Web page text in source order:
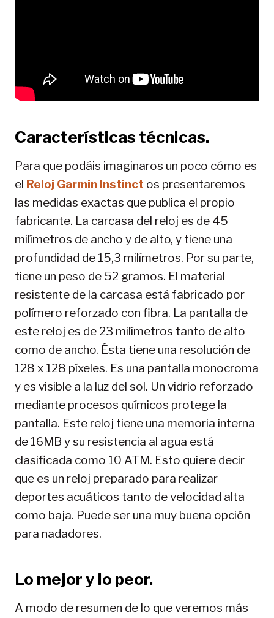
Características técnicas.
Para que podáis imaginaros un poco cómo es
el Reloj Garmin Instinct os presentaremos
las medidas exactas que publica el propio
fabricante. La carcasa del reloj es de 45
milímetros de ancho y de alto, y tiene una
profundidad de 15,3 milímetros. Por su parte,
tiene un peso de 52 gramos. El material
resistente de la carcasa está fabricado por
polímero reforzado con fibra. La pantalla de
este reloj es de 23 milímetros tanto de alto
como de ancho. Ésta tiene una resolución de
128 x 128 píxeles. Es una pantalla monocroma
y es visible a la luz del sol. Un vidrio reforzado
mediante procesos químicos protege la
pantalla. Este reloj tiene una memoria interna
de 16MB y su resistencia al agua está
clasificada como 10 ATM. Esto quiere decir
que es un reloj preparado para realizar
deportes acuáticos tanto de velocidad alta
como baja. Puede ser una muy buena opción
para nadadores.
Lo mejor y lo peor.
A modo de resumen de lo que veremos más